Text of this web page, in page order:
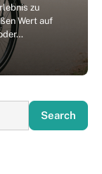
zu
Wert auf
Search